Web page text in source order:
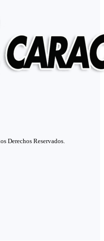
Derechos Reservados.